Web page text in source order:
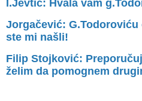
I.Jevtić: Hvala vam
Jorgačević:
ste mi našli!
Filip Stojković:
želim da pomognem